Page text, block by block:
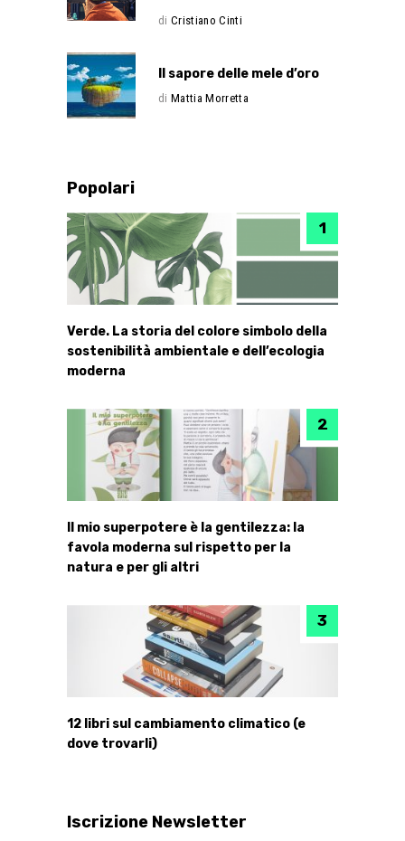
di Cristiano Cinti
Il sapore delle mele d’oro
di Mattia Morretta
Popolari
Verde. La storia del colore simbolo della
sostenibilità ambientale e dell’ecologia
moderna
Il mio superpotere è la gentilezza: la
favola moderna sul rispetto per la
natura e per gli altri
12 libri sul cambiamento climatico (e
dove trovarli)
Iscrizione Newsletter